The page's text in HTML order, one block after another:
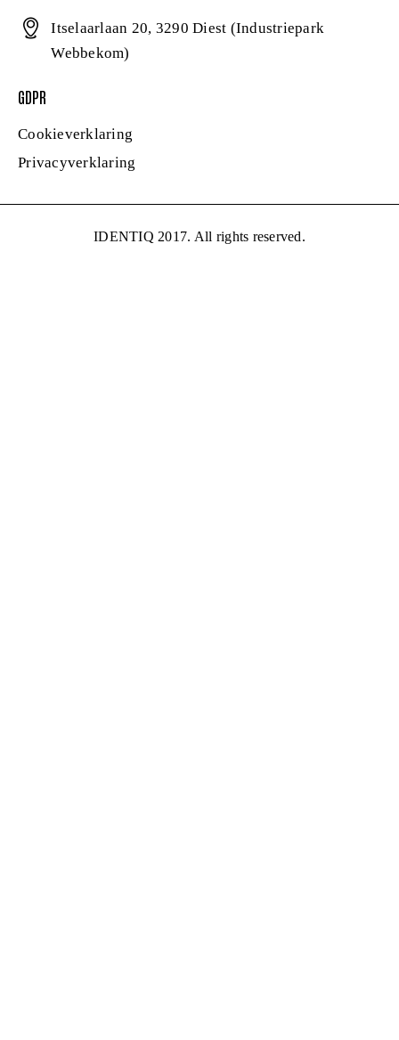
Itselaarlaan 20, 3290 Diest (Industriepark
Webbekom)
GDPR
Cookieverklaring
Privacyverklaring
IDENTIQ 2017. All rights reserved.